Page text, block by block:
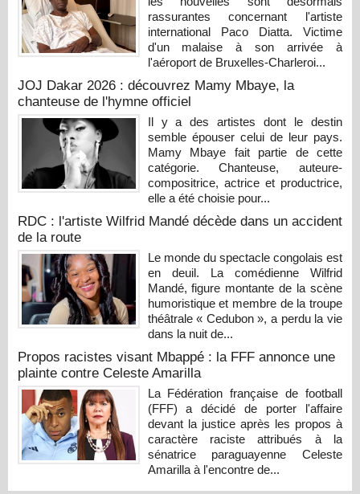
rassurantes concernant l'artiste
international Paco Diatta. Victime
d'un malaise à son arrivée à
l'aéroport de Bruxelles-Charleroi...
JOJ Dakar 2026 : découvrez Mamy Mbaye, la
chanteuse de l'hymne officiel
Il y a des artistes dont le destin
semble épouser celui de leur pays.
Mamy Mbaye fait partie de cette
catégorie. Chanteuse, auteure-
compositrice, actrice et productrice,
elle a été choisie pour...
RDC : l'artiste Wilfrid Mandé décède dans un accident
de la route
Le monde du spectacle congolais est
en deuil. La comédienne Wilfrid
Mandé, figure montante de la scène
humoristique et membre de la troupe
théâtrale « Cedubon », a perdu la vie
dans la nuit de...
Propos racistes visant Mbappé : la FFF annonce une
plainte contre Celeste Amarilla
La Fédération française de football
(FFF) a décidé de porter l'affaire
devant la justice après les propos à
caractère raciste attribués à la
sénatrice paraguayenne Celeste
Amarilla à l'encontre de...